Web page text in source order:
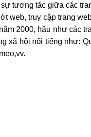
tương tác giữa các
web, truy cập trang
2000, hầu như các
xã hội nổi tiếng như: